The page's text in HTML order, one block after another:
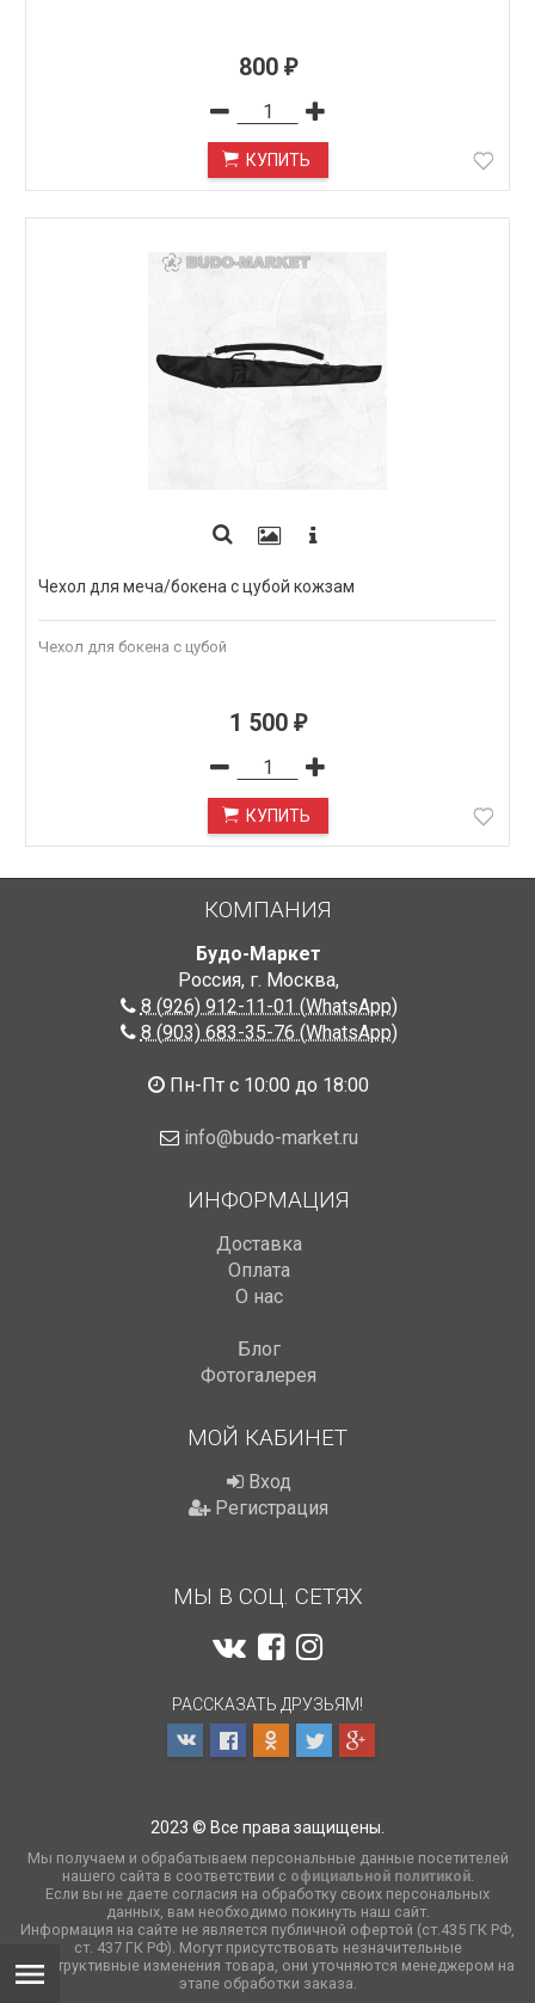
800 ₽
КУПИТЬ
Чехол для меча/бокена с цубой кожзам
Чехол для бокена с цубой
1 500 ₽
КУПИТЬ
КОМПАНИЯ
Будо-Маркет
Россия, г. Москва,
8 (926) 912-11-01 (WhatsApp)
8 (903) 683-35-76 (WhatsApp)
Пн-Пт с 10:00 до 18:00
info@budo-market.ru
ИНФОРМАЦИЯ
Доставка
Оплата
О нас
Блог
Фотогалерея
МОЙ КАБИНЕТ
Вход
Регистрация
МЫ В СОЦ. СЕТЯХ
РАССКАЗАТЬ ДРУЗЬЯМ!
2023 © Все права защищены.
Мы получаем и обрабатываем персональные данные посетителей
нашего сайта в соответствии с официальной политикой.
Если вы не даете согласия на обработку своих персональных
данных, вам необходимо покинуть наш сайт.
Информация на сайте не является публичной офертой (ст.435 ГК РФ,
cт. 437 ГК РФ). Могут присутствовать незначительные
конструктивные изменения товара, они уточняются менеджером на
этапе обработки заказа.